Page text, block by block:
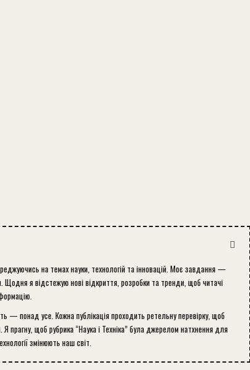
на темах науки, технологій та інновацій. Моє завдання —
я відстежую нові відкриття, розробки та тренди, щоб читачі
— понад усе. Кожна публікація проходить ретельну перевірку, щоб
прагну, щоб рубрика “Наука і Техніка” була джерелом натхнення для
змінюють наш світ.